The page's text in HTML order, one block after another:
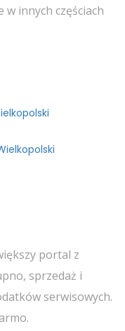
w innych częściach
portal z
sprzedaż i
serwisowych.